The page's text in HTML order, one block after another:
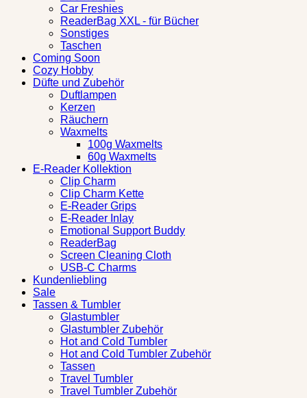
Car Freshies
ReaderBag XXL - für Bücher
Sonstiges
Taschen
Coming Soon
Cozy Hobby
Düfte und Zubehör
Duftlampen
Kerzen
Räuchern
Waxmelts
100g Waxmelts
60g Waxmelts
E-Reader Kollektion
Clip Charm
Clip Charm Kette
E-Reader Grips
E-Reader Inlay
Emotional Support Buddy
ReaderBag
Screen Cleaning Cloth
USB-C Charms
Kundenliebling
Sale
Tassen & Tumbler
Glastumbler
Glastumbler Zubehör
Hot and Cold Tumbler
Hot and Cold Tumbler Zubehör
Tassen
Travel Tumbler
Travel Tumbler Zubehör